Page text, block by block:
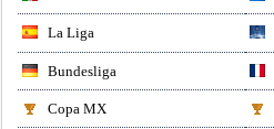
La Liga
Bundesliga
Copa MX